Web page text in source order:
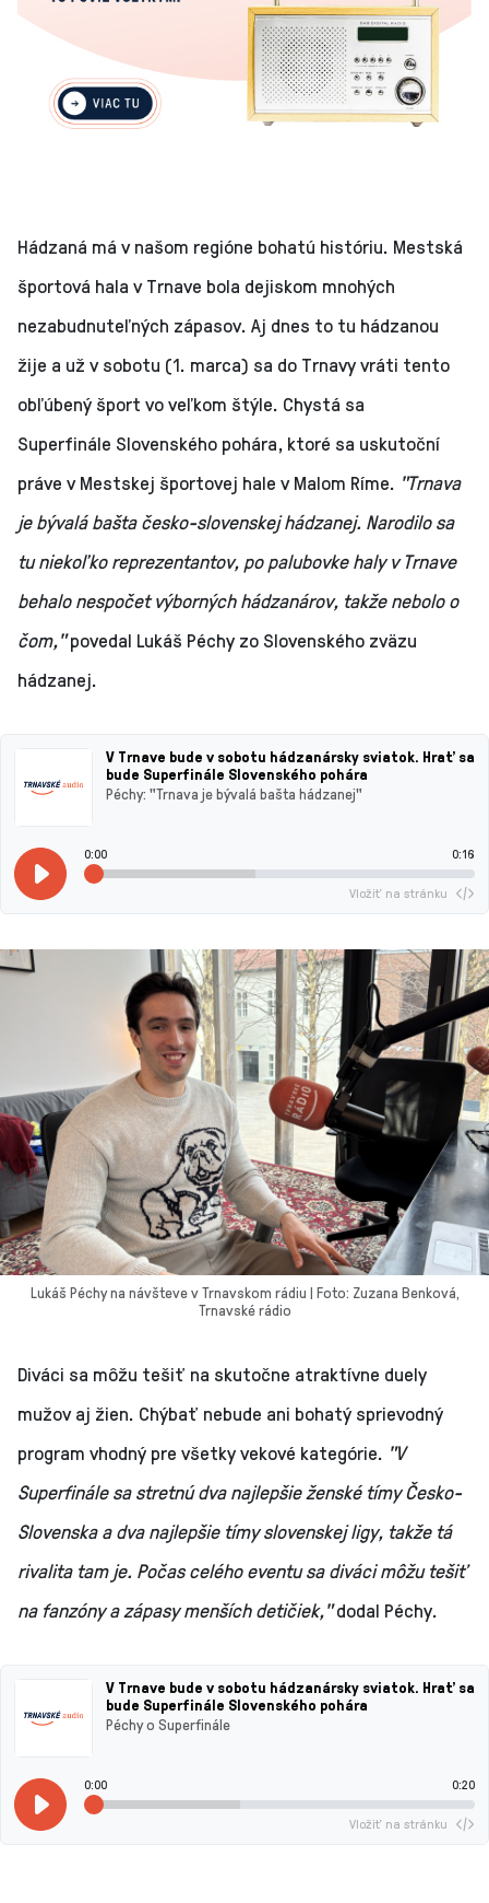
Hádzaná má v našom regióne bohatú históriu. Mestská
športová hala v Trnave bola dejiskom mnohých
nezabudnuteľných zápasov. Aj dnes to tu hádzanou
žije a už v sobotu (1. marca) sa do Trnavy vráti tento
obľúbený šport vo veľkom štýle. Chystá sa
Superfinále Slovenského pohára, ktoré sa uskutoční
práve v Mestskej športovej hale v Malom Ríme. "Trnava
je bývalá bašta česko-slovenskej hádzanej. Narodilo sa
tu niekoľko reprezentantov, po palubovke haly v Trnave
behalo nespočet výborných hádzanárov, takže nebolo o
čom,"povedal Lukáš Péchy zo Slovenského zväzu
hádzanej.
V Trnave bude v sobotu hádzanársky sviatok. Hrať sa
bude Superfinále Slovenského pohára
Péchy: "Trnava je bývalá bašta hádzanej"
0:00 0:16
Vložiť na stránku
Lukáš Péchy na návšteve v Trnavskom rádiu | Foto: Zuzana Benková,
Trnavské rádio
Diváci sa môžu tešiť na skutočne atraktívne duely
mužov aj žien. Chýbať nebude ani bohatý sprievodný
program vhodný pre všetky vekové kategórie. "V
Superfinále sa stretnú dva najlepšie ženské tímy Česko-
Slovenska a dva najlepšie tímy slovenskej ligy, takže tá
rivalita tam je. Počas celého eventu sa diváci môžu tešiť
na fanzóny a zápasy menších detičiek,"dodal Péchy.
V Trnave bude v sobotu hádzanársky sviatok. Hrať sa
bude Superfinále Slovenského pohára
Péchy o Superfinále
0:00 0:20
Vložiť na stránku